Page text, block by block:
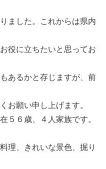
ました。これからは県内
役に立ちたいと思ってお
あるかと存じますが、前
お願い申し上げます。
５６歳、４人家族です。
理、きれいな景色、掘り